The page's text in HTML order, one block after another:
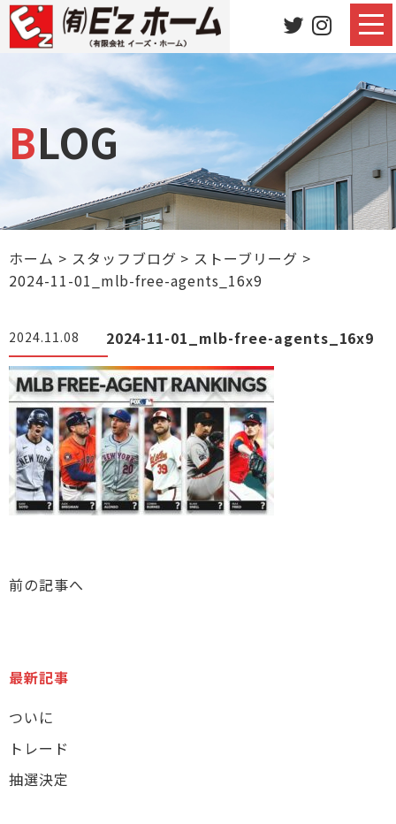
BLOG
ホーム > スタッフブログ > ストーブリーグ >
2024-11-01_mlb-free-agents_16x9
2024.11.08 2024-11-01_mlb-free-agents_16x9
前の記事へ
最新記事
ついに
トレード
抽選決定